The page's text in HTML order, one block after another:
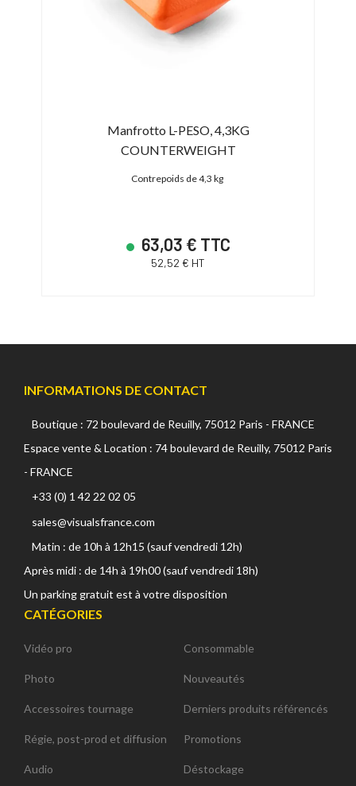
Manfrotto L-PESO, 4,3KG
COUNTERWEIGHT
Contrepoids de 4,3 kg
63,03 € TTC
52,52 € HT
INFORMATIONS DE CONTACT
Boutique : 72 boulevard de Reuilly, 75012 Paris - FRANCE
Espace vente & Location : 74 boulevard de Reuilly, 75012 Paris
- FRANCE
+33 (0) 1 42 22 02 05
sales@visualsfrance.com
Matin : de 10h à 12h15 (sauf vendredi 12h)
Après midi : de 14h à 19h00 (sauf vendredi 18h)
Un parking gratuit est à votre disposition
CATÉGORIES
Vidéo pro
Photo
Accessoires tournage
Régie, post-prod et diffusion
Audio
Consommable
Nouveautés
Derniers produits référencés
Promotions
Déstockage